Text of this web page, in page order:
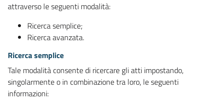
attraverso le seguenti modalità:
Ricerca semplice;
Ricerca avanzata.
Ricerca semplice
Tale modalità consente di ricercare gli atti impostando,
singolarmente o in combinazione tra loro, le seguenti
informazioni: